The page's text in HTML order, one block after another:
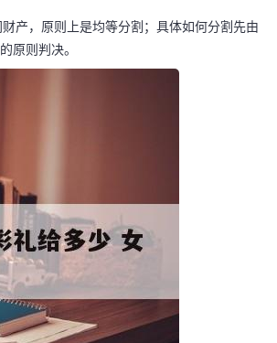
产，原则上是均等分割；具体如何分割先由
原则判决。